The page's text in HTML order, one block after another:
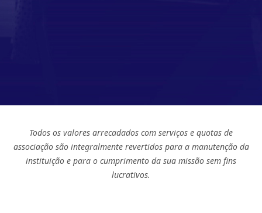
Todos os valores arrecadados com serviços e quotas de
associação são integralmente revertidos para a manutenção da
instituição e para o cumprimento da sua missão sem fins
lucrativos.